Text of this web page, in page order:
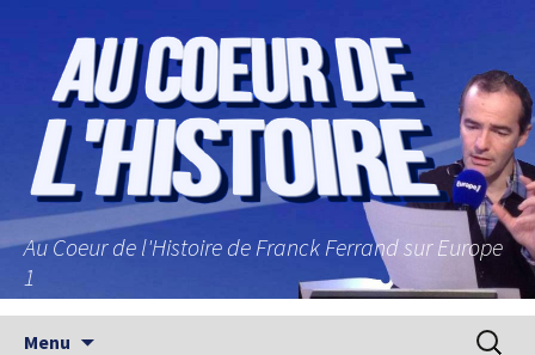
Au Coeur de l'Histoire de Franck Ferrand sur Europe
1
Menu